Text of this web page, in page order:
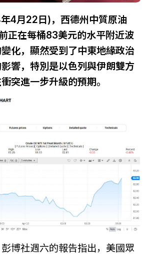
4月22日)，西德州中質原油
正在每桶83美元的水平附近波
化，顯然受到了中東地緣政治
響，特別是以色列與伊朗雙方
突進一步升級的預期。
博社週六的報告指出，美國眾